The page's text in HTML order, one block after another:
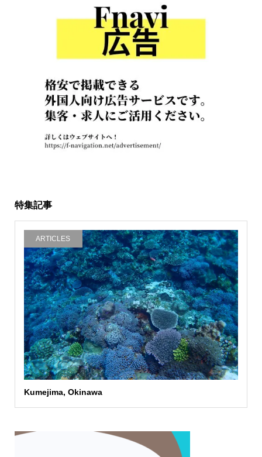
特集記事
ARTICLES
Kumejima, Okinawa